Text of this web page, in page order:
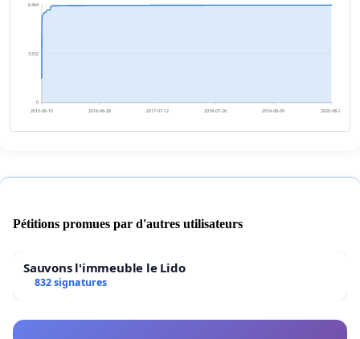
0
3 232
6 464
2015-06-15 2016-06-28 2017-07-12 2018-07-26 2019-08-09 2020-08-22
Pétitions promues par d'autres utilisateurs
Sauvons l'immeuble le Lido
832 signatures